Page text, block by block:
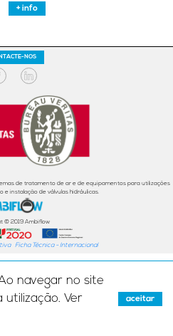
+ info
NOS
de tratamento de ar e de equipamentos para utilizações
e instalação de válvulas hidráulicas.
© 2019 Ambiflow
Ficha Técnica - Internacional
navegar no site
Ver
aceitar